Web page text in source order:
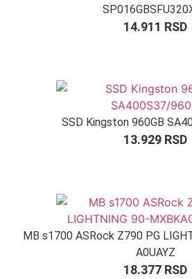
14.911 RSD
SSD Kingston 960GB
13.929 RSD
MB s1700 ASRock Z790 PG
A0UAYZ
18.377 RSD